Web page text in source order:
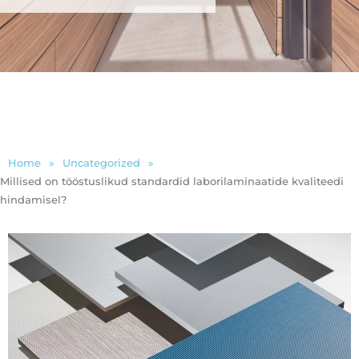
Home » Uncategorized
»
Millised on tööstuslikud standardid laborilaminaatide kvaliteedi
hindamisel?